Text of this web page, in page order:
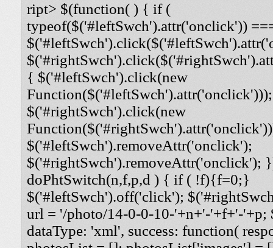
ript> $(function( ) { if (
typeof($('#leftSwch').attr('onclick'))
{ $('#leftSwch').click(new
Function($('#leftSwch').attr('onclick')));
$('#rightSwch').click(new
$('#leftSwch').removeAttr('onclick');
$('#rightSwch').removeAttr('onclick');
doPhtSwitch(n,f,p,d ) { if ( !f){f=0;}
$('#leftSwch').off('click');
url = '/photo/14-0-0-10-'+n+'-'+f+'-'+p;
dataType: 'xml', success: function(